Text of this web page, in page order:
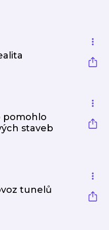
pomohlo
staveb
tunelů